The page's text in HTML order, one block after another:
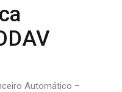
Automático –